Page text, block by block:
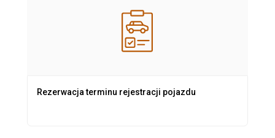
Rezerwacja terminu rejestracji pojazdu